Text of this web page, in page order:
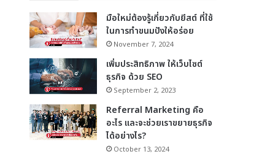
มือใหม่ต้องรู้เกี่ยวกับยีสต์ ที่ใช้
ในการทำขนมปังให้อร่อย
November 7, 2024
เพิ่มประสิทธิภาพ ให้เว็บไซต์
ธุรกิจ ด้วย SEO
September 2, 2023
Referral Marketing คือ
อะไร และจะช่วยเราขยายธุรกิจ
ได้อย่างไร?
October 13, 2024